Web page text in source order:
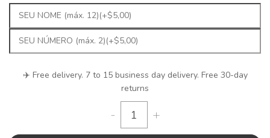
✈️ Free delivery. 7 to 15 business day delivery. Free 30-day
returns
- +